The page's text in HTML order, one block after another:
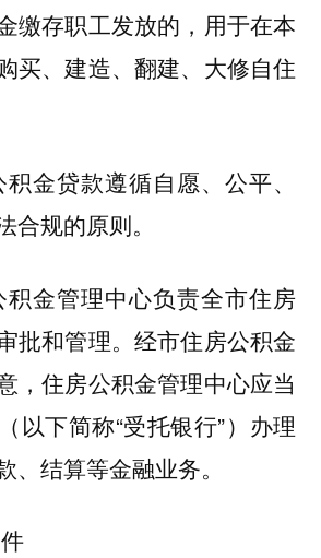
缴存职工发放的，用于在本
买、建造、翻建、大修自住
金贷款遵循自愿、公平、
合规的原则。
金管理中心负责全市住房
批和管理。经市住房公积金
，住房公积金管理中心应当
以下简称“受托银行”）办理
、结算等金融业务。